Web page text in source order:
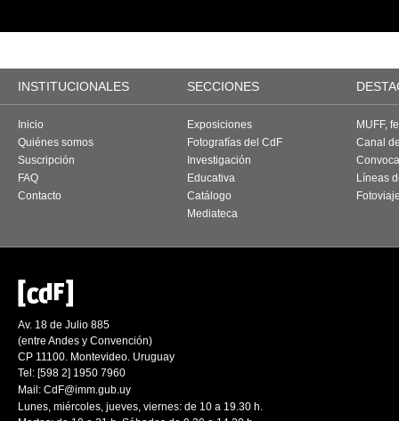
INSTITUCIONALES SECCIONES
Inicio
Quiénes somos
Suscripción
FAQ
Contacto
Exposiciones
Fotografías del CdF
Investigación
Educativa
Catálogo
Mediateca
MUFF,
Canal
Líneas
Av. 18 de Julio 885
(entre Andes y Convención)
CP 11100. Montevideo. Uruguay
Tel: [598 2] 1950 7960
Mail: CdF@imm.gub.uy
Lunes, miércoles, jueves, viernes: de 10 a 19.30 h.